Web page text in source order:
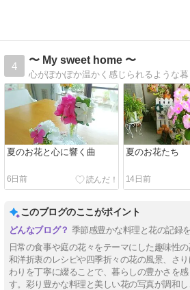
4
〜 My sweet home 〜
夏のお花と心に響く曲
6日前
夏のお花たち
14日前
このブログのここがポイント
季節感豊かな料理と花の記録
日常の食事や庭の花々をテーマにした趣味性の
和洋折衷のレシピや四季折々の花の風景、さ
わりを丁寧に綴ることで、暮らしの豊かさを
す。彩り豊かな料理と美しい花の写真が調和